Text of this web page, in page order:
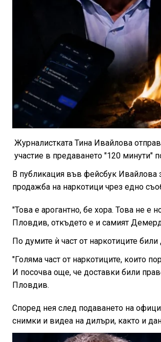
Журналистката Тина Ивайлова
участие в предаването "120 минути"
В публикация във фейсбук Ивайлова
продажба на наркотици чрез едно
"Това е арогантно, бе хора. Това не е
Пловдив, откъдето е и самият
По думите ѝ част от наркотиците
"Голяма част от наркотиците, които
И посочва още, че доставки били
Пловдив.
Според нея след подаването на
снимки и видеа на дилъри, както и